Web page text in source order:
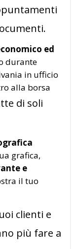
ed
durante
in ufficio
alla borsa
di soli
grafica,
e
il tuo
clienti e
più fare a